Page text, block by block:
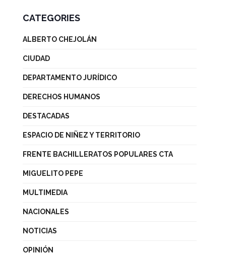
CATEGORIES
ALBERTO CHEJOLÁN
CIUDAD
DEPARTAMENTO JURÍDICO
DERECHOS HUMANOS
DESTACADAS
ESPACIO DE NIÑEZ Y TERRITORIO
FRENTE BACHILLERATOS POPULARES CTA
MIGUELITO PEPE
MULTIMEDIA
NACIONALES
NOTICIAS
OPINIÓN